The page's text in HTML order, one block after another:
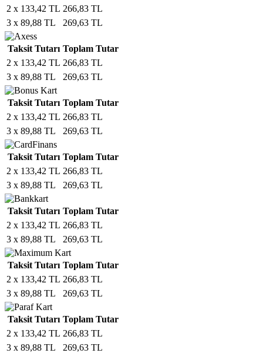
2 x 133,42 TL 266,83 TL
3 x 89,88 TL
269,63 TL
Taksit Tutarı Toplam Tutar
2 x 133,42 TL 266,83 TL
3 x 89,88 TL
269,63 TL
Taksit Tutarı Toplam Tutar
2 x 133,42 TL 266,83 TL
3 x 89,88 TL
269,63 TL
Taksit Tutarı Toplam Tutar
2 x 133,42 TL 266,83 TL
3 x 89,88 TL
269,63 TL
Taksit Tutarı Toplam Tutar
2 x 133,42 TL 266,83 TL
3 x 89,88 TL
269,63 TL
Taksit Tutarı Toplam Tutar
2 x 133,42 TL 266,83 TL
3 x 89,88 TL
269,63 TL
Taksit Tutarı Toplam Tutar
2 x 133,42 TL 266,83 TL
3 x 89,88 TL
269,63 TL